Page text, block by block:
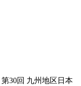
第30回 九州地区日本